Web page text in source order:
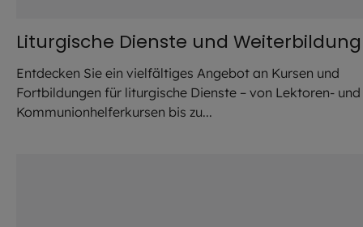
Liturgische Dienste und Weiterbildung
Entdecken Sie ein vielfältiges Angebot an Kursen und
Fortbildungen für liturgische Dienste – von Lektoren- und
Kommunionhelferkursen bis zu...